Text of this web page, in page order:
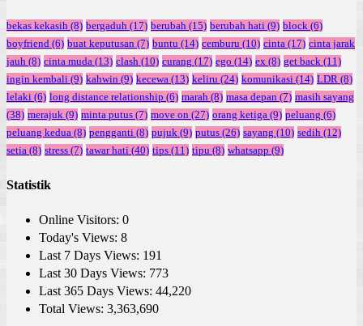
bekas kekasih (8) bergaduh (17) berubah (15) berubah hati (9) block (6)
boyfriend (6) buat keputusan (7) buntu (14) cemburu (10) cinta (17) cinta jarak
jauh (8) cinta muda (13) clash (10) curang (17) ego (14) ex (8) get back (11)
ingin kembali (9) kahwin (9) kecewa (13) keliru (24) komunikasi (14) LDR (8)
lelaki (6) long distance relationship (6) marah (8) masa depan (7) masih sayang
(38) merajuk (9) minta putus (7) move on (27) orang ketiga (9) peluang (6)
peluang kedua (8) pengganti (8) pujuk (9) putus (26) sayang (10) sedih (12)
setia (8) stress (7) tawar hati (40) tips (11) tipu (8) whatsapp (9)
Statistik
Online Visitors: 0
Today's Views: 8
Last 7 Days Views: 191
Last 30 Days Views: 773
Last 365 Days Views: 44,220
Total Views: 3,363,690